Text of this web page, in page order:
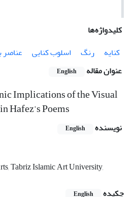
کلیدواژه‌ها
کنایه
رنگ اسلوب کنایی
عنوان مقاله
English
Implications of the Visual
Hafez’s Poems
نویسنده English
Tabriz Islamic Art University,
چکیده
English